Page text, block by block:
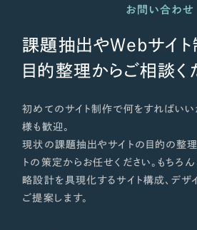
お問い合わせ
課題抽出やWebサイ
目的整理からご相談く
初めてのサイト制作で何をすればい
様も歓迎。
現状の課題抽出やサイトの目的の整理
トの策定からお任せください。もちろ
略設計を具現化するサイト構成、デザ
ご提案します。